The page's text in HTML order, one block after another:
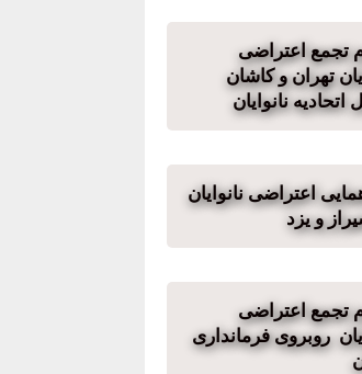
تجمع اعتراضی
تهران و کاشان
اتحادیه نانوایان
اعتراضی نانوایان
و یزد
تجمع اعتراضی
روبروی فرمانداری